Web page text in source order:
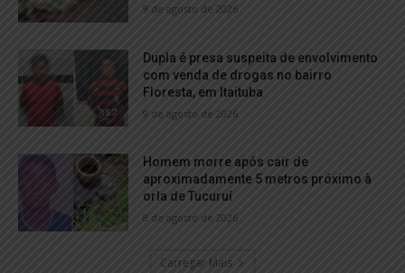
9 de agosto de 2026
Dupla é presa suspeita de envolvimento
com venda de drogas no bairro
Floresta, em Itaituba
9 de agosto de 2026
Homem morre após cair de
aproximadamente 5 metros próximo à
orla de Tucuruí
8 de agosto de 2026
Carregar Mais